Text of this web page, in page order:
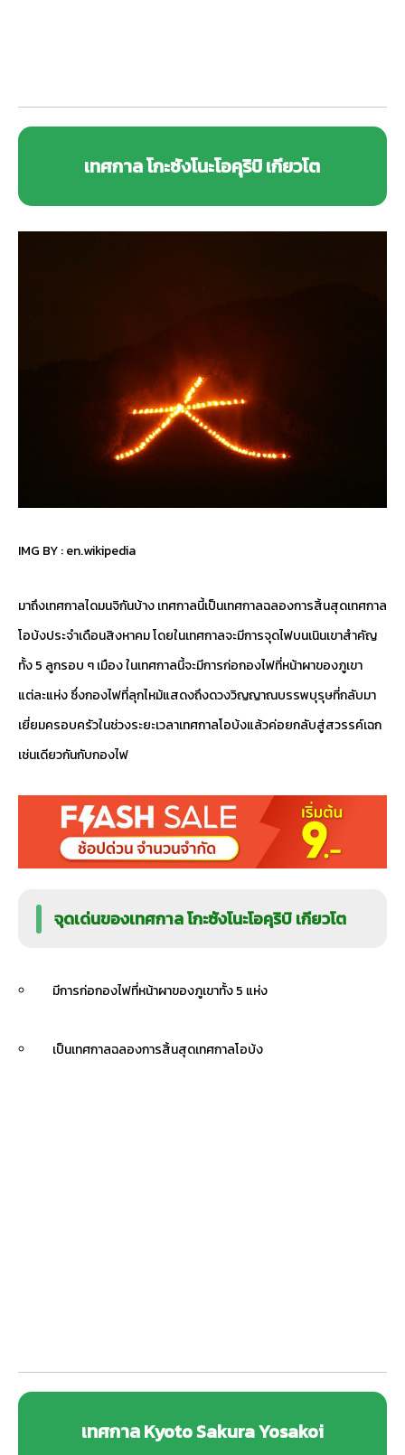
เทศกาล โกะซังโนะโอคุริบิ เกียวโต
IMG BY :en.wikipedia
มาถึงเทศกาลไดมนจิกันบ้าง เทศกาลนี้เป็นเทศกาลฉลองการสิ้นสุดเทศกาล
โอบ้งประจำเดือนสิงหาคม โดยในเทศกาลจะมีการจุดไฟบนเนินเขาสำคัญ
ทั้ง 5 ลูกรอบ ๆ เมือง ในเทศกาลนี้จะมีการก่อกองไฟที่หน้าผาของภูเขา
แต่ละแห่ง ซึ่งกองไฟที่ลุกไหม้แสดงถึงดวงวิญญาณบรรพบุรุษที่กลับมา
เยี่ยมครอบครัวในช่วงระยะเวลาเทศกาลโอบ้งแล้วค่อยกลับสู่สวรรค์เฉก
เช่นเดียวกันกับกองไฟ
จุดเด่นของเทศกาล โกะซังโนะโอคุริบิ เกียวโต
มีการก่อกองไฟที่หน้าผาของภูเขาทั้ง 5 แห่ง
เป็นเทศกาลฉลองการสิ้นสุดเทศกาลโอบ้ง
เทศกาล Kyoto Sakura Yosakoi